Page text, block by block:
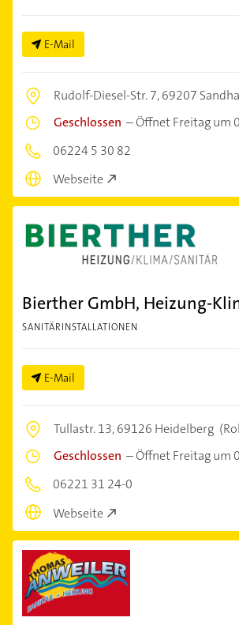
E-Mail
Rudolf-Diesel-Str. 7,69207
Geschlossen –Öffnet Freitag um
06224 5 30 82
Webseite
Bierther GmbH, Heizung-
SANITÄRINSTALLATIONEN
E-Mail
Tullastr. 13,69126 Heidelberg
Geschlossen –Öffnet Freitag um
06221 31 24-0
Webseite